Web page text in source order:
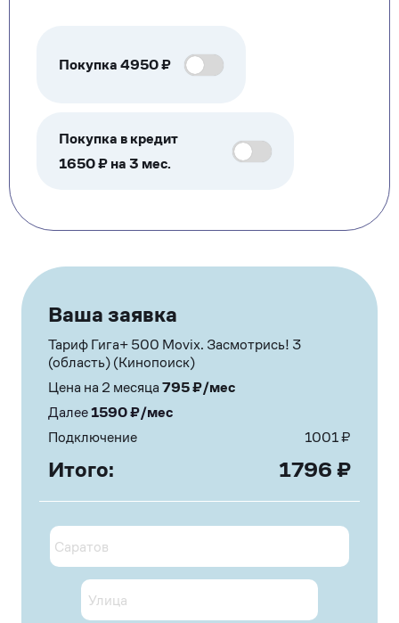
Покупка4950₽
Покупка в кредит
1650 ₽ на 3 мес.
Ваша заявка
Тариф Гига+ 500 Movix. Засмотрись! 3
(область) (Кинопоиск)
Цена на 2 месяца795₽/мес
Далее1590₽/мес
Подключение
1001₽
Итого: 1796 ₽